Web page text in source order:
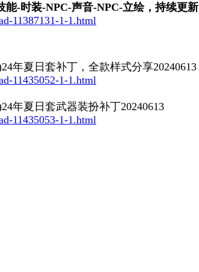
能-时装-NPC-声音-NPC-立绘，持续更新
11387131-1-1.html
年夏日套补丁，全款样式分享20240613
11435052-1-1.html
年夏日套武器装扮补丁20240613
11435053-1-1.html